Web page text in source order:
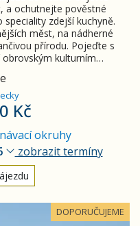
a ochutnejte pověstné
zdejší kuchyně.
měst, na nádherné
přírodu. Pojeďte s
kulturním…
Kč
okruhy
zobrazit termíny
DOPORUČUJEME